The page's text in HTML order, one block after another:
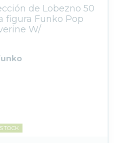
de Lobezno 50
figura Funko Pop
W/